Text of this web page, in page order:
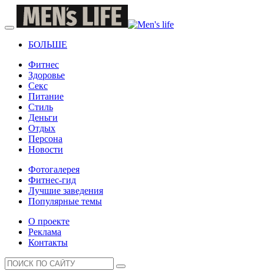
БОЛЬШЕ
Фитнес
Здоровье
Секс
Питание
Стиль
Деньги
Отдых
Персона
Новости
Фотогалерея
Фитнес-гид
Лучшие заведения
Популярные темы
О проекте
Реклама
Контакты